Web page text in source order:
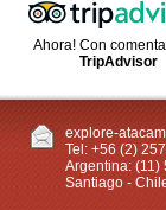
Ahora! Con
TripAdvisor
explore-
Tel: +56 (2)
Argentina: (11)
Santiago -